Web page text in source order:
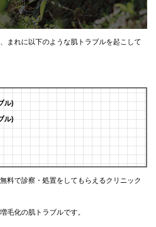
まれに以下のような肌トラブルを起こして
ル)
ル)
料で診察・処置をしてもらえるクリニック
毛化の肌トラブルです。